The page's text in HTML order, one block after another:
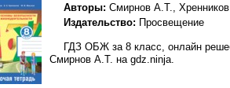
Авторы: Смирнов А.Т.,
Издательство: Просвещение
ГДЗ ОБЖ за 8 класс, онлайн
Смирнов А.Т. на gdz.ninja.